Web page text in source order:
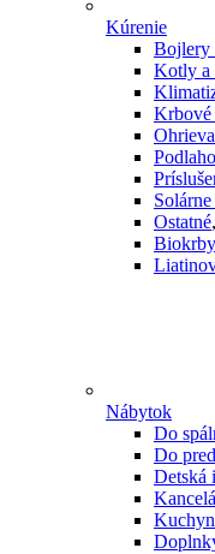
Kúrenie
Bojlery
Kotly a
Ostatné,
Biokrby
Nábytok
Do
Do
Detská